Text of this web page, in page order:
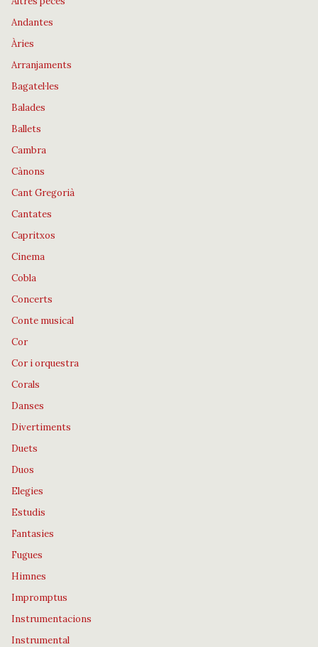
Andantes
Àries
Arranjaments
Bagatel·les
Balades
Ballets
Cambra
Cànons
Cant Gregorià
Cantates
Capritxos
Cinema
Cobla
Concerts
Conte musical
Cor
Cor i orquestra
Corals
Danses
Divertiments
Duets
Duos
Elegies
Estudis
Fantasies
Fugues
Himnes
Impromptus
Instrumentacions
Instrumental